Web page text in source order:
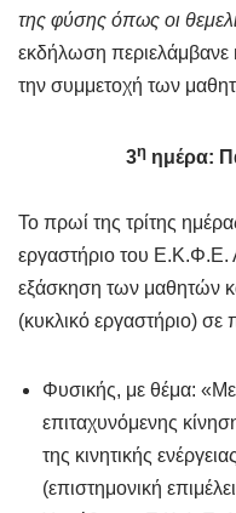
της φύσης όπως οι
εκδήλωση περιελάμβανε
την συμμετοχή των
3ηημέρα:
Το πρωί της τρίτης
εργαστήριο του Ε.Κ.Φ.Ε.
εξάσκηση των μαθητών
(κυκλικό εργαστήριο) σε
Φυσικής, με θέμα:
επιταχυνόμενης
της κινητικής
(επιστημονική